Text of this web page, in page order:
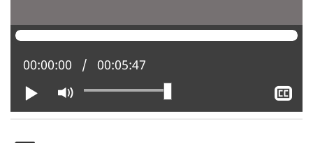
r
p
é
Lire
Activer
le
mode
Position actuelle :
00:00:00 Temps total :
00:05:47
le